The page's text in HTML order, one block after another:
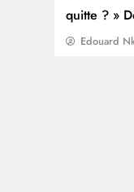
quitte ? »
reçue sur
Edouard